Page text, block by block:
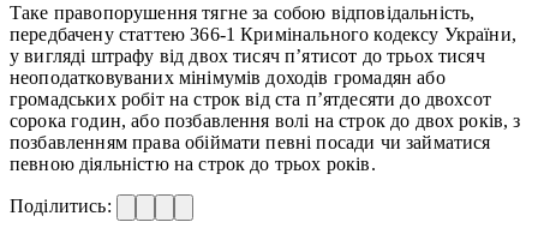
Таке правопорушення тягне за собою відповідальність,
передбачену статтею 366-1 Кримінального кодексу України,
у вигляді штрафу від двох тисяч п’ятисот до трьох тисяч
неоподатковуваних мінімумів доходів громадян або
громадських робіт на строк від ста п’ятдесяти до двохсот
сорока годин, або позбавлення волі на строк до двох років, з
позбавленням права обіймати певні посади чи займатися
певною діяльністю на строк до трьох років.
Поділитись: